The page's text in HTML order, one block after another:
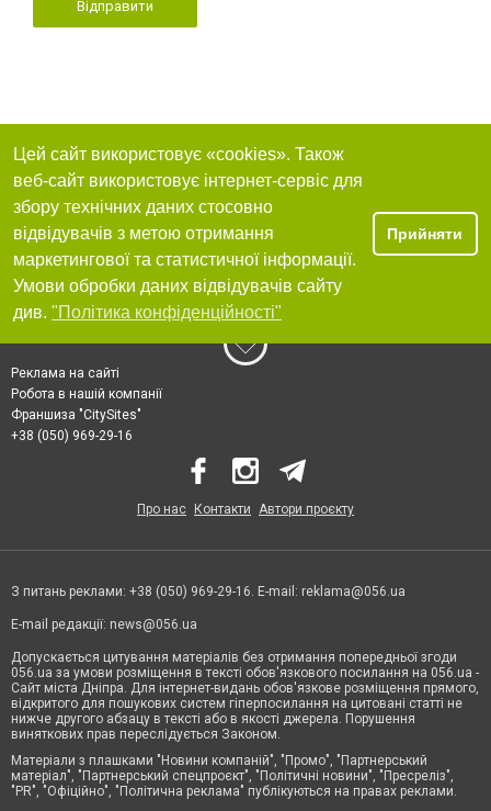
Відправити
Цей сайт використовує «cookies». Також
веб-сайт використовує інтернет-сервіс для
збору технічних даних стосовно
відвідувачів з метою отримання
маркетингової та статистичної інформації.
Умови обробки даних відвідувачів сайту
див. "Політика конфіденційності"
Прийняти
Реклама на сайті
Робота в нашій компанії
Франшиза "CitySites"
+38 (050) 969-29-16
Про нас Контакти Автори проєкту
З питань реклами: +38 (050) 969-29-16. E-mail: reklama@056.ua
E-mail редакції: news@056.ua
Допускається цитування матеріалів без отримання попередньої згоди
056.ua за умови розміщення в тексті обов'язкового посилання на 056.ua -
Сайт міста Дніпра. Для інтернет-видань обов'язкове розміщення прямого,
відкритого для пошукових систем гіперпосилання на цитовані статті не
нижче другого абзацу в тексті або в якості джерела. Порушення
виняткових прав переслідується Законом.
Матеріали з плашками "Новини компаній", "Промо", "Партнерський
матеріал", "Партнерський спецпроєкт", "Політичні новини", "Пресреліз",
"PR", "Офіційно", "Політична реклама" публікуються на правах реклами.